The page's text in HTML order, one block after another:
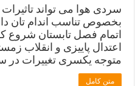
سردی هوا می تواند
بخصوص تناسب اندام تان
اتمام فصل تابستان
متوجه یکسری تغییرات
متن کامل